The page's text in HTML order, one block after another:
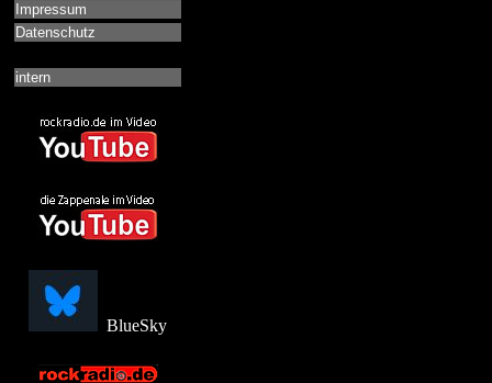
Impressum
Datenschutz
intern
BlueSky